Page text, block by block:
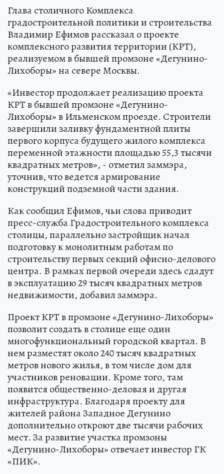
Глава столичного Комплекса
градостроительной политики и строительства
Владимир Ефимов рассказал о проекте
комплексного развития территории (КРТ),
реализуемом в бывшей промзоне «Дегунино-
Лихоборы» на севере Москвы.
«Инвестор продолжает реализацию проекта
КРТ в бывшей промзоне «Дегунино-
Лихоборы» в Ильменском проезде. Строители
завершили заливку фундаментной плиты
первого корпуса будущего жилого комплекса
переменной этажности площадью 55,3 тысячи
квадратных метров», - отметил заммэра,
уточнив, что ведется армирование
конструкций подземной части здания.
Как сообщил Ефимов, чьи слова приводит
пресс-служба Градостроительного комплекса
столицы, параллельно застройщик начал
подготовку к монолитным работам по
строительству первых секций офисно-делового
центра. В рамках первой очереди здесь сдадут
в эксплуатацию 29 тысяч квадратных метров
недвижимости, добавил заммэра.
Проект КРТ в промзоне «Дегунино-Лихоборы»
позволит создать в столице еще один
многофункциональный городской квартал. В
нем разместят около 240 тысяч квадратных
метров нового жилья, в том числе дом для
участников реновации. Кроме того, там
появится общественно-деловая и другая
инфраструктура. Благодаря проекту для
жителей района Западное Дегунино
дополнительно откроют две тысячи рабочих
мест. За развитие участка промзоны
«Дегунино-Лихоборы» отвечает инвестор ГК
«ПИК».